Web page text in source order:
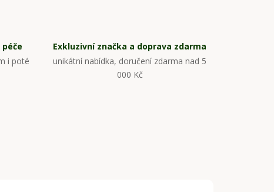
i poté
Exkluzivní značka a doprava zdarma
unikátní nabídka, doručení zdarma nad 5
000 Kč